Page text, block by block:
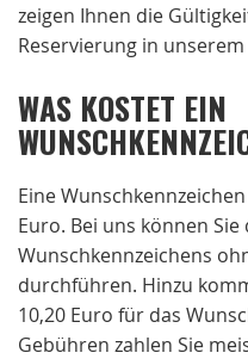
zeigen Ihnen die
Reservierung in
WAS KOSTET EIN
Eine
Euro. Bei uns können
Wunschkennzeichens
durchführen. Hinzu
10,20 Euro für das
Gebühren zahlen Sie